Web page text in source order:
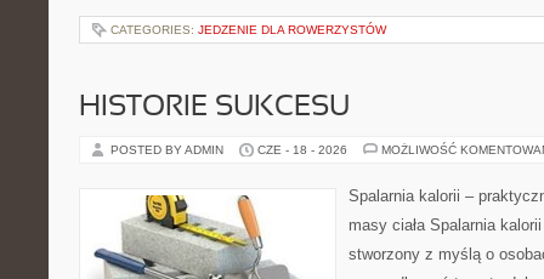
CATEGORIES: JEDZENIE DLA ROWERZYSTÓW
HISTORIE SUKCESU
POSTED BY ADMIN CZE - 18 - 2026 MOŻLIWOŚĆ
Spalarnia kalorii –
masy ciała Spalarnia
stworzony z myślą o